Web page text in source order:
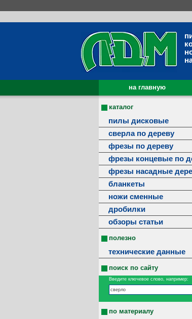
на главную
каталог
пилы дисковые
сверла по дереву
фрезы по дереву
фрезы концевые по
фрезы насадные
бланкеты
ножи сменные
дробилки
обзоры статьи
полезно
технические данные
поиск по сайту
Введите ключевое слово, например:
по материалу